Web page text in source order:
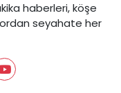
haberleri, köşe
seyahate her